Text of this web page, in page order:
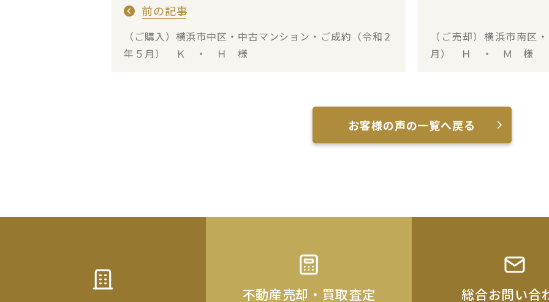
前の記事
（ご購入）横浜市中区・中古マンション・ご成約（令和２
年５月） Ｋ ・ Ｈ 様
（ご売却）横浜市南区
月） Ｈ ・ Ｍ 様
お客様の声の一覧へ戻る
不動産売却・買取査定 総合お問い合